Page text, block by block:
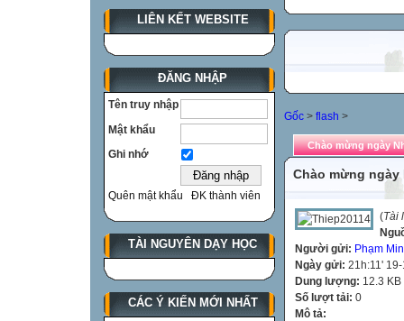
LIÊN KẾT WEBSITE
ĐĂNG NHẬP
Tên truy nhập
Mật khẩu
Ghi nhớ
Quên mật khẩu ĐK thành viên
TÀI NGUYÊN DẠY HỌC
CÁC Ý KIẾN MỚI NHẤT
Gốc > flash >
Chào mừng ngày
Chào mừng ngày
(Tài
Người gửi: Phạm
Ngày gửi: 21h:11'
Dung lượng: 12.3 KB
Số lượt tải: 0
Mô tả: